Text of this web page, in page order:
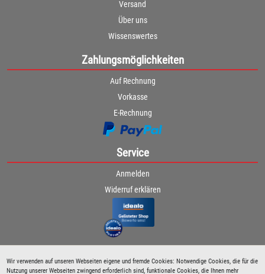
Wir verwenden auf unseren Webseiten eigene und fremde Cookies: Notwendige Cookies, die für die
Nutzung unserer Webseiten zwingend erforderlich sind, funktionale Cookies, die Ihnen mehr
Versand
Über uns
Wissenswertes
Zahlungsmöglichkeiten
Auf Rechnung
Vorkasse
E-Rechnung
Service
Anmelden
Widerruf erklären